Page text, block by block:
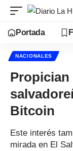
Portada
NACIONALES
Propician
Bitcoin
Este interés
mirada en El